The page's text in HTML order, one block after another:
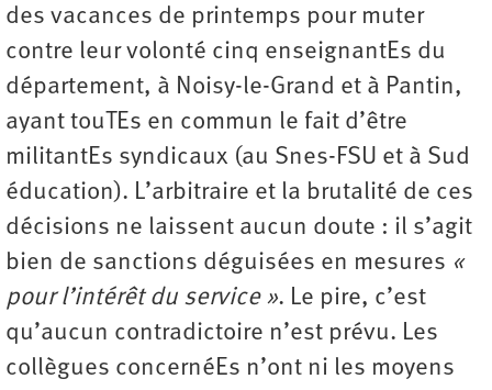
des vacances de printemps pour muter
contre leur volonté cinq enseignantEs du
département, à Noisy-le-Grand et à Pantin,
ayant touTEs en commun le fait d’être
militantEs syndicaux (au Snes-FSU et à Sud
éducation). L’arbitraire et la brutalité de ces
décisions ne laissent aucun doute : il s’agit
bien de sanctions déguisées en mesures «
pour l’intérêt du service ». Le pire, c’est
qu’aucun contradictoire n’est prévu. Les
collègues concernéEs n’ont ni les moyens